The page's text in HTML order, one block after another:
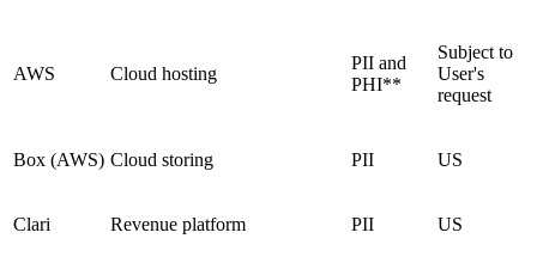
AWS Cloud hosting
PII and
PHI**
Subject to
User's
request
Box (AWS) Cloud storing PII US
Clari Revenue platform PII US